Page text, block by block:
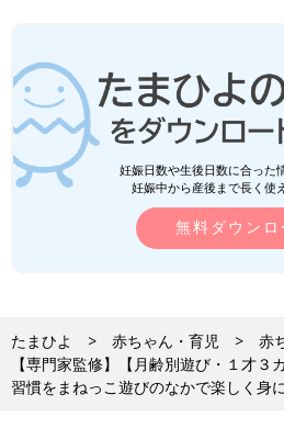
妊娠日数や生後日数に合った
妊娠中から産後まで長く使
無料ダウンロ
たまひよ 赤ちゃん・育児 赤
【専門家監修】【月齢別遊び・１才３
習慣をまねっこ遊びのなかで楽しく身